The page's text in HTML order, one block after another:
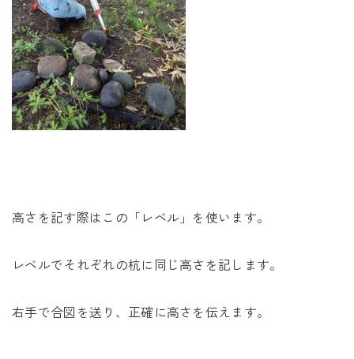
高さを記す際はこの「レベル」を使います。
レベルでそれぞれの杭に同じ高さを記します。
右手で合図を送り、正確に高さを伝えます。